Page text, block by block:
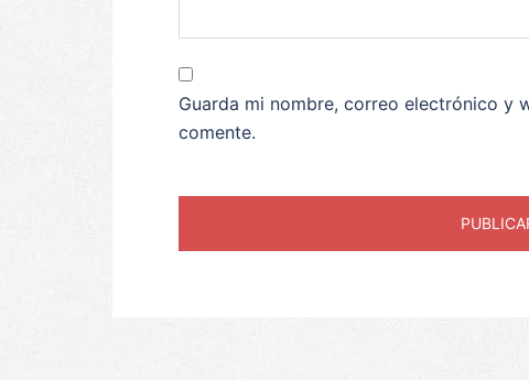
Guarda mi nombre, correo electrónico y
comente.